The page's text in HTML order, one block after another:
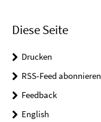
Diese Seite
Drucken
RSS-Feed abonnieren
Feedback
English